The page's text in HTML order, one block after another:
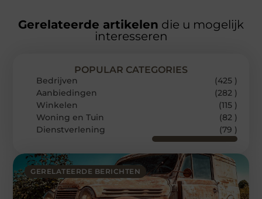
Gerelateerde artikelen die u mogelijk
interesseren
GERELATEERDE BERICHTEN
POPULAR CATEGORIES
Bedrijven
(425 )
Aanbiedingen
(282 )
Winkelen
(115 )
Woning en Tuin
(82 )
Dienstverlening
(79 )